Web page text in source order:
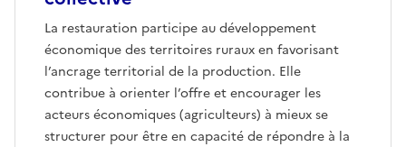
La restauration participe au développement
économique des territoires ruraux en favorisant
l’ancrage territorial de la production. Elle
contribue à orienter l’offre et encourager les
acteurs économiques (agriculteurs) à mieux se
structurer pour être en capacité de répondre à la